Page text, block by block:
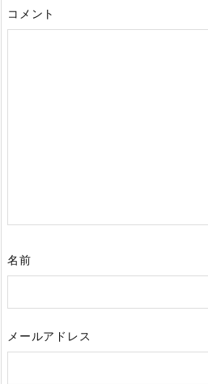
コメント
名前
メールアドレス